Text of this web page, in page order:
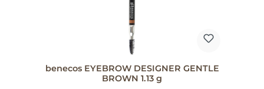
benecos EYEBROW DESIGNER GENTLE
BROWN 1.13 g